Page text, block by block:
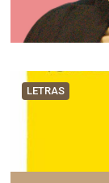
LETRAS